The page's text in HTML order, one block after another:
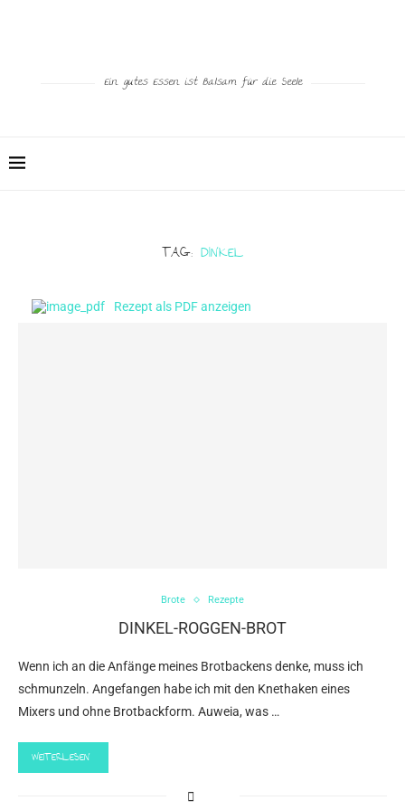
Ein gutes Essen ist Balsam für die Seele
TAG: DINKEL
Rezept als PDF anzeigen
Brote Rezepte
DINKEL-ROGGEN-BROT
Wenn ich an die Anfänge meines Brotbackens denke, muss ich
schmunzeln. Angefangen habe ich mit den Knethaken eines
Mixers und ohne Brotbackform. Auweia, was …
WEITERLESEN